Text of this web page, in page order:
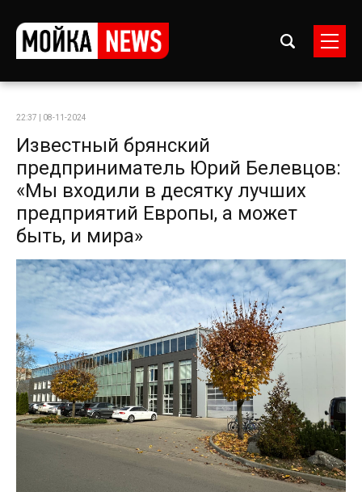
22:37 | 08-11-2024
Известный брянский
предприниматель Юрий Белевцов:
«Мы входили в десятку лучших
предприятий Европы, а может
быть, и мира»